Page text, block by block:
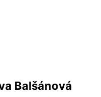
Balšánová